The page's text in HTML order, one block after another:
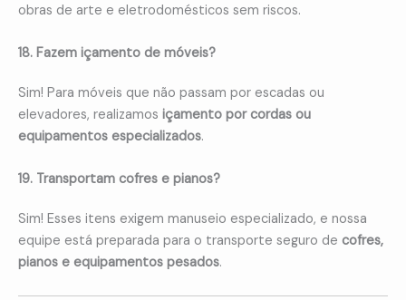
obras de arte e eletrodomésticos sem riscos.
18. Fazem içamento de móveis?
Sim! Para móveis que não passam por escadas ou
elevadores, realizamos içamento por cordas ou
equipamentos especializados.
19. Transportam cofres e pianos?
Sim! Esses itens exigem manuseio especializado, e nossa
equipe está preparada para o transporte seguro de cofres,
pianos e equipamentos pesados.